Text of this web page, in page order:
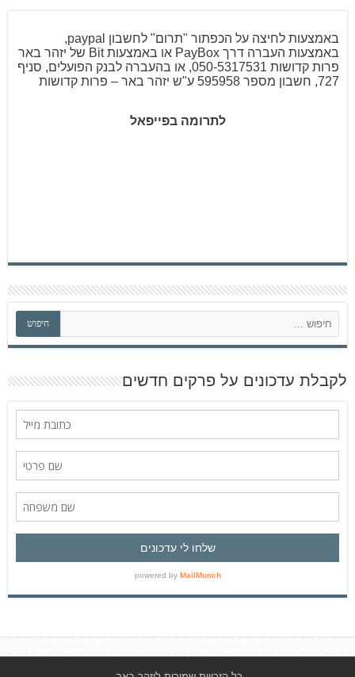
באמצעות לחיצה על הכפתור "תרום" לחשבון paypal,
באמצעות העברה דרך PayBox או באמצעות Bit של יזהר באר
פרות קדושות 050-5317531, או בהעברה לבנק הפועלים, סניף
727, חשבון מספר 595958 ע"ש יזהר באר – פרות קדושות
לתרומה בפייפאל
פ
ש
חיפוש
לקבלת עדכונים על פרקים חדשים